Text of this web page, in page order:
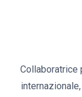
Collaboratrice